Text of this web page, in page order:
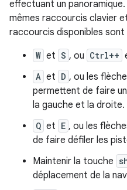
effectuant un
mêmes raccourcis clavier
raccourcis disponibles sont
W et S , ou Ctrl++
A et D , ou les
permettent de faire
la gauche et la droite.
Q et E , ou les
de faire défiler les
Maintenir la touche
déplacement de la